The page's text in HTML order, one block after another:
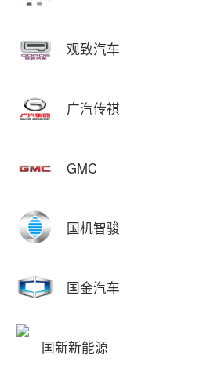
观致汽车
广汽传祺
GMC
国机智骏
国金汽车
国新新能源